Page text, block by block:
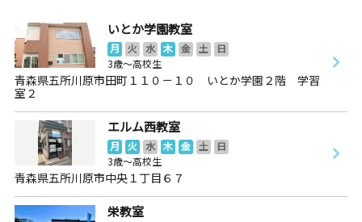
いとか学園教室
月 火 水 木 金 土
日
3歳～高校生
青森県五所川原市田町１１０－１０ いとか学園２階 学習
室２
エルム西教室
月 火 水 木 金 土
日
3歳～高校生
青森県五所川原市中央１丁目６７
栄教室